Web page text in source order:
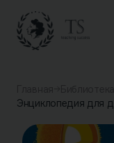
Энциклопедия для